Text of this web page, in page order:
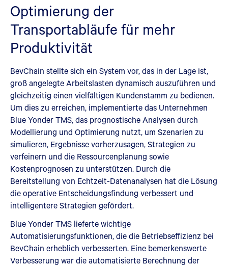
Optimierung der
Transportabläufe für mehr
Produktivität
BevChain stellte sich ein System vor, das in der Lage ist,
groß angelegte Arbeitslasten dynamisch auszuführen und
gleichzeitig einen vielfältigen Kundenstamm zu bedienen.
Um dies zu erreichen, implementierte das Unternehmen
Blue Yonder TMS, das prognostische Analysen durch
Modellierung und Optimierung nutzt, um Szenarien zu
simulieren, Ergebnisse vorherzusagen, Strategien zu
verfeinern und die Ressourcenplanung sowie
Kostenprognosen zu unterstützen. Durch die
Bereitstellung von Echtzeit-Datenanalysen hat die Lösung
die operative Entscheidungsfindung verbessert und
intelligentere Strategien gefördert.
Blue Yonder TMS lieferte wichtige
Automatisierungsfunktionen, die die Betriebseffizienz bei
BevChain erheblich verbesserten. Eine bemerkenswerte
Verbesserung war die automatisierte Berechnung der